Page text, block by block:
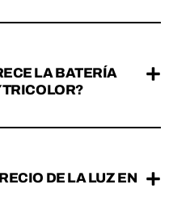
LA BATERÍA
DE LA LUZ EN